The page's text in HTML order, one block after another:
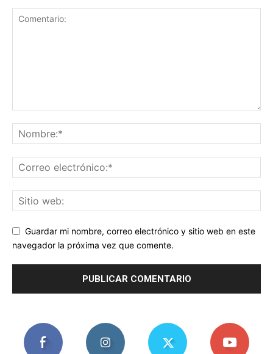
Guardar mi nombre, correo electrónico y sitio web en este
navegador la próxima vez que comente.